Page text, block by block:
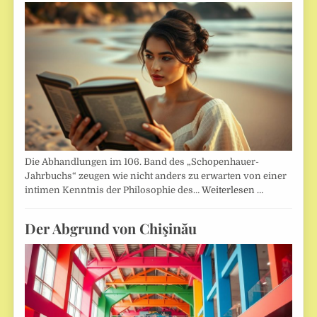
Die Abhandlungen im 106. Band des „Schopenhauer-
Jahrbuchs“ zeugen wie nicht anders zu erwarten von einer
intimen Kenntnis der Philosophie des…Weiterlesen …
Der Abgrund von Chişinău